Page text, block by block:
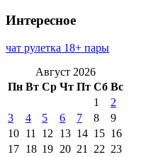
Интересное
чат рулетка 18+ пары
Август 2026
Пн Вт Ср Чт Пт Сб Вс
1
2
3
4 5 6 7 8
9
10 11 12 13 14 15 16
17 18 19 20 21 22 23